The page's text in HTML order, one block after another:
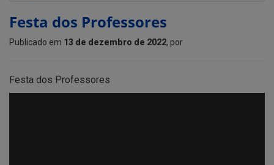
Festa dos Professores
Publicado em 13 de dezembro de 2022, por
Festa dos Professores